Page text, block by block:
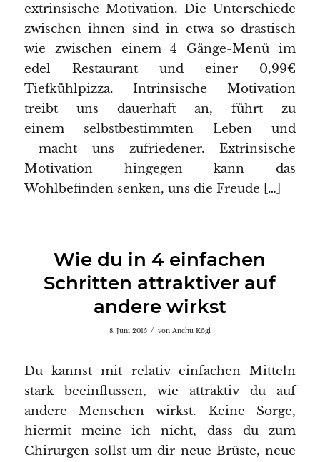
extrinsische Motivation. Die Unterschiede
zwischen ihnen sind in etwa so drastisch
wie zwischen einem 4 Gänge-Menü im
edel Restaurant und einer 0,99€
Tiefkühlpizza. Intrinsische Motivation
treibt uns dauerhaft an, führt zu
einem selbstbestimmten Leben und
macht uns zufriedener. Extrinsische
Motivation hingegen kann das
Wohlbefinden senken, uns die Freude […]
Wie du in 4 einfachen
Schritten attraktiver auf
andere wirkst
8. Juni 2015 / von Anchu Kögl
Du kannst mit relativ einfachen Mitteln
stark beeinflussen, wie attraktiv du auf
andere Menschen wirkst. Keine Sorge,
hiermit meine ich nicht, dass du zum
Chirurgen sollst um dir neue Brüste, neue